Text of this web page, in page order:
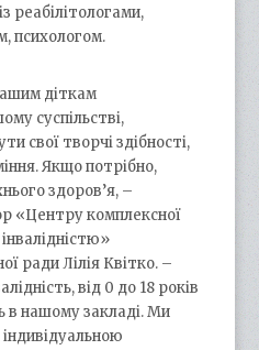
реабілітологами,
психологом.
діткам
суспільстві,
свої творчі здібності,
Якщо потрібно,
здоров’я, –
«Центру комплексної
інвалідністю»
ради Лілія Квітко. –
від 0 до 18 років
в нашому закладі. Ми